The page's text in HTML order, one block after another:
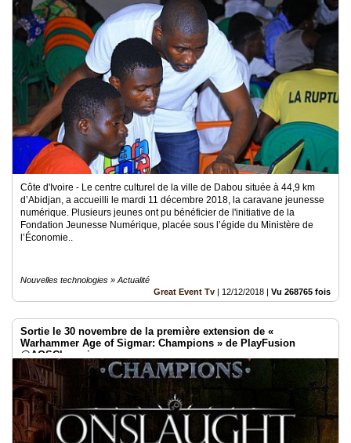
Côte d'Ivoire - Le centre culturel de la ville de Dabou située à 44,9 km
d’Abidjan, a accueilli le mardi 11 décembre 2018, la caravane jeunesse
numérique. Plusieurs jeunes ont pu bénéficier de l'initiative de la
Fondation Jeunesse Numérique, placée sous l’égide du Ministère de
l’Économie..
Nouvelles technologies » Actualité
Great Event Tv | 12/12/2018 | Vu 268765 fois
Sortie le 30 novembre de la première extension de «
Warhammer Age of Sigmar: Champions » de PlayFusion
@AOSChampions